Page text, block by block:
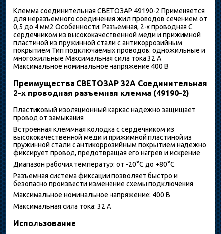
Клемма соединительная СВЕТОЗАР 49190-2 Применяется
для неразъемного соединения жил проводов сечением от
0,5 до 4 мм2 Особенности: Разъемная, 2-х проводная С
сердечником из высококачественной меди и прижимной
пластиной из пружинной стали с антикоррозийным
покрытием Тип подключаемых проводов: одножильные и
многожильные Максимальная сила тока 32 А
Максимальное номинальное напряжение 400 В
Преимущества СВЕТОЗАР 32A Соединительная
2-х проводная разъемная клемма (49190-2)
Пластиковый изоляционный каркас надежно защищает
провод от замыкания
Встроенная клеммная колодка с сердечником из
высококачественной меди и прижимной пластиной из
пружинной стали с антикоррозийным покрытием надежно
фиксирует провод, предотвращая его нагрев и искрение
Диапазон рабочих температур: от -20°C до +80°C
Разъемная система фиксации позволяет быстро и
безопасно произвести изменение схемы подключения
Максимальное номинальное напряжение: 400 В
Максимальная сила тока: 32 А
Использование